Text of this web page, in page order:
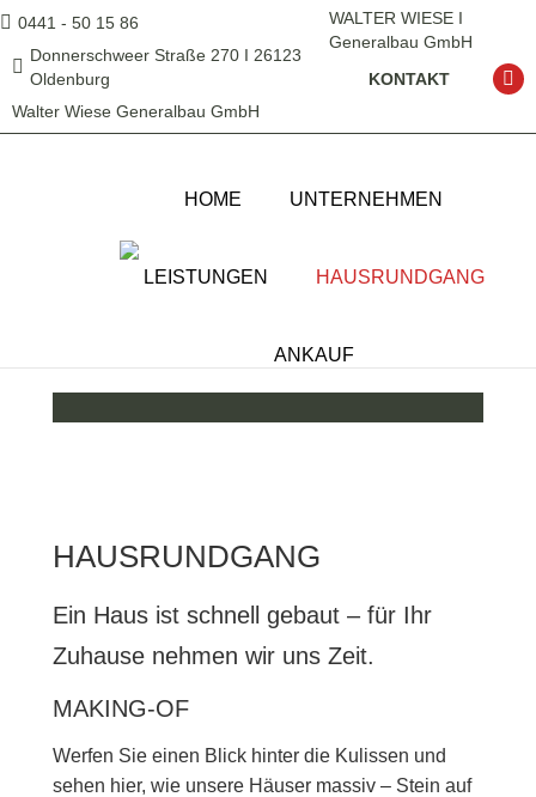
0441 - 50 15 86
Donnerschweer Straße 270 I 26123
Oldenburg
Walter Wiese Generalbau GmbH
WALTER WIESE I
Generalbau GmbH
KONTAKT
HOME UNTERNEHMEN
LEISTUNGEN HAUSRUNDGANG
ANKAUF
HAUSRUNDGANG
Ein Haus ist schnell gebaut – für Ihr
Zuhause nehmen wir uns Zeit.
MAKING-OF
Werfen Sie einen Blick hinter die Kulissen und
sehen hier, wie unsere Häuser massiv – Stein auf